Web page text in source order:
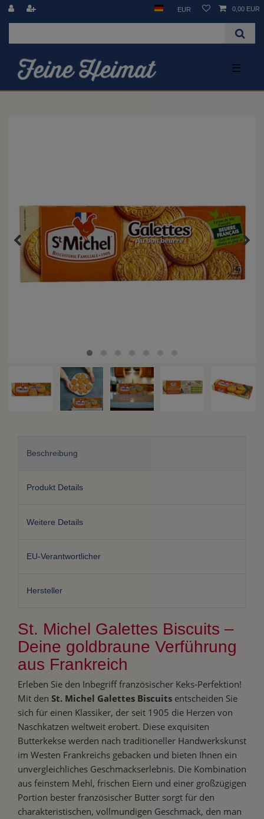
EUR 0,00 EUR
☰
Beschreibung
Produkt Details
Weitere Details
EU-Verantwortlicher
Hersteller
St. Michel Galettes Biscuits –
Deine goldbraune Verführung
aus Frankreich
Erleben Sie den Inbegriff französischer Keks-Perfektion!
Mit den St. Michel Galettes Biscuits entscheiden Sie
sich für einen Klassiker, der seit 1905 die Herzen von
Naschkatzen weltweit erobert. Diese exquisiten
Butterkekse werden nach traditioneller Handwerkskunst
im Westen Frankreichs gebacken und bieten Ihnen ein
unvergleichliches Geschmackserlebnis. Die Kombination
aus feinstem Mehl, frischen Eiern und einer großzügigen
Portion bester französischer Butter sorgt für den
charakteristischen, vollmundigen Geschmack, den man